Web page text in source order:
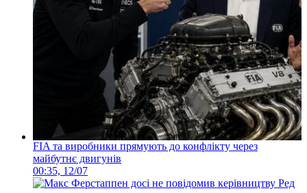
FIA та виробники прямують до конфлікту через
майбутнє двигунів
00:35, 12/07